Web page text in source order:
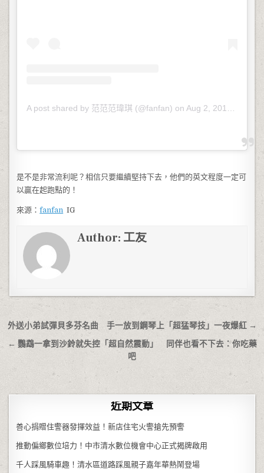
A post shared by 范范范瑋琪 (@fanfan) on Aug 2, 2018 at 12:28am PDT
是不是非常流利呢？相信只要繼續堅持下去，他們的英文程度一定可
以贏在起跑點的！
來源：fanfan IG
Author: 工友
文章導覽
外送小弟試彈貝多芬名曲 手一放到鋼琴上「超猛琴技」一夜爆紅 →
← 鸚鵡一拿到沙鈴就失控「超自然震動」 同伴也看不下去：你吃藥
吧
近期文章
善心捐贈住警器發揮效益！新店住宅火警搶先預警
推動偏鄉數位培力！中市清水數位機會中心正式揭牌啟用
千人踩風騎車趣！清水區道路踩風親子嘉年華熱鬧登場